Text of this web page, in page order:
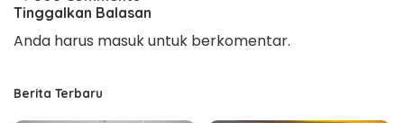
Tinggalkan Balasan
Anda harus masukuntuk berkomentar.
Berita Terbaru